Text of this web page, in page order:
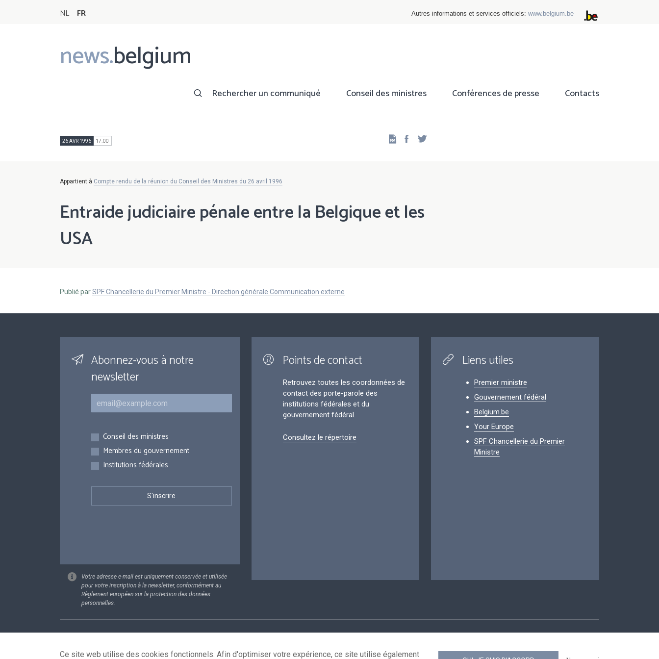
NL FR Autres informations et services officiels: www.belgium.be
news.belgium
Main
navigation
Rechercher un communiqué Conseil des ministres Conférences de presse Contacts
26 AVR 1996 17:00 Facebook
Appartient à Compte rendu de la réunion du Conseil des Ministres du 26 avril 1996
Entraide judiciaire pénale entre la Belgique et les
USA
Publié parSPF Chancellerie du Premier Ministre - Direction générale Communication externe
Abonnez-vous à notre
newsletter
Courriel
Inscriptions
Conseil des ministres
Membres du gouvernement
Institutions fédérales
Votre adresse e-mail est uniquement conservée et utilisée
pour votre inscription à la newsletter, conformément au
Règlement européen sur la protection des données
personnelles.
Points de contact
Retrouvez toutes les coordonnées de
contact des porte-parole des
institutions fédérales et du
gouvernement fédéral.
Consultez le répertoire
Liens utiles
Premier ministre
Gouvernement fédéral
Belgium.be
Your Europe
SPF Chancellerie du Premier
Ministre
Ce site web utilise des cookies fonctionnels. Afin d'optimiser votre expérience, ce site utilise également